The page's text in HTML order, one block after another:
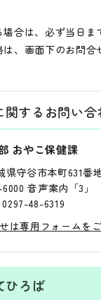
合は、必ず当日ま
は、画面下のお問合
関する お問い合
おやこ保健課
県守谷市本町631番
音声案内「3」
48-6319
は専用フォームを
ひろば